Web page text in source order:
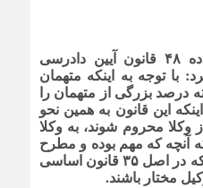
وی با اشاره به تبصره ماده ۴۸ قانون آیین دادرسی
با توجه به اینکه متهمان
درصد بزرگی از متهمان را
این قانون به همین نحو
وکلا محروم شوند، به وکلا
آنچه که مهم بوده و مطرح
است حق دفاع مردم است که در اصل ۳۵ قانون اساسی
مختار باشند.